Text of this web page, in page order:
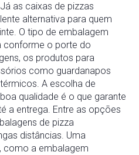
as caixas de pizzas
alternativa para quem
O tipo de embalagem
conforme o porte do
os produtos para
como guardanapos
A escolha de
qualidade é o que garante
a entrega. Entre as opções
de pizza
distâncias. Uma
como a embalagem